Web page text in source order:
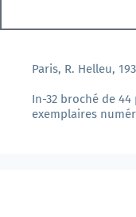
Paris, R. Helleu,
In-32 broché de
exemplaires